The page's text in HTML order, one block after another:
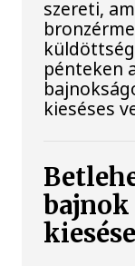
szereti,
pénteken
kieséses
bajnok